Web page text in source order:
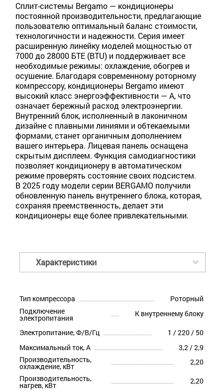
Сплит-системы Bergamo — кондиционеры
постоянной производительности, предлагающие
пользователю оптимальный баланс стоимости,
технологичности и надежности. Серия имеет
расширенную линейку моделей мощностью от
7000 до 28000 БТЕ (BTU) и поддерживает все
необходимые режимы: охлаждение, обогрев и
осушение. Благодаря современному роторному
компрессору, кондиционеры Bergamo имеют
высокий класс энергоэффективности — A, что
означает бережный расход электроэнергии.
Внутренний блок, исполненный в лаконичном
дизайне с плавными линиями и обтекаемыми
формами, станет органичным дополнением
вашего интерьера. Лицевая панель оснащена
скрытым дисплеем. Функция самодиагностики
позволяет кондиционеру в автоматическом
режиме проверять состояние своих подсистем.
В 2025 году модели серии BERGAMO получили
обновленную панель внутреннего блока, которая,
сохраняя преемственность, делает эти
кондиционеры еще более привлекательными.
Характеристики
Тип компрессора
Роторный
Подключение
электропитания К внутреннему блоку
Электропитание, Ф/В/Гц
1 / 220 / 50
Максимальный ток, А
3,2 / 2,9
Производительность,
охлаждение, кВт
2,20
Производительность,
нагрев, кВт
2,20